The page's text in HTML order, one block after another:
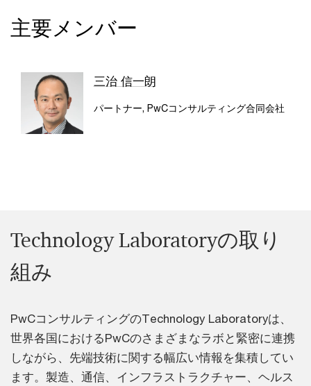
主要メンバー
三治 信一朗
パートナー, PwCコンサルティング合同会社
Technology Laboratoryの取り
組み
PwCコンサルティングのTechnology Laboratoryは、
世界各国におけるPwCのさまざまなラボと緊密に連携
しながら、先端技術に関する幅広い情報を集積してい
ます。製造、通信、インフラストラクチャー、ヘルス